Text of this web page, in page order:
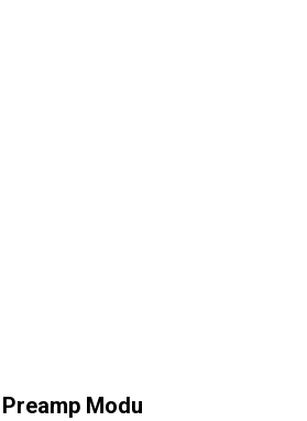
Modu